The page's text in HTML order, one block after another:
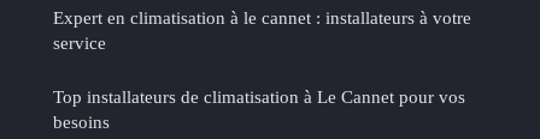
Expert en climatisation à le cannet : installateurs à votre
service
Top installateurs de climatisation à Le Cannet pour vos
besoins